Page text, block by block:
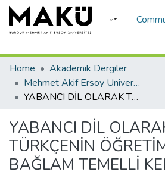
Home
Akademik Dergiler
Mehmet Akif Ersoy University Journal of Education Faculty
YABANCI DİL OLARAK TÜRKÇENİN ÖĞRETİMİNDE BAĞLAM TEMELLİ KELİME ÖĞRETİM YÖNTEMİ
YABANCI DİL
TÜRKÇENİN
BAĞLAM TEMELLİ